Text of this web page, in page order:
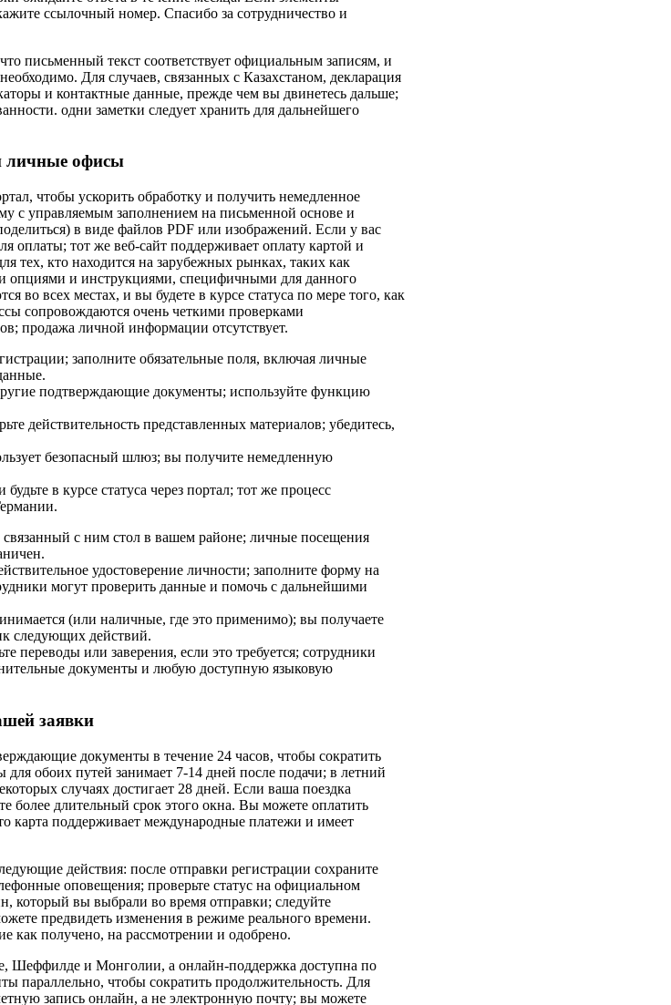
ссылочный номер. Спасибо за сотрудничество и
письменный текст соответствует официальным записям, и
Для случаев, связанных с Казахстаном, декларация
и контактные данные, прежде чем вы двинетесь дальше;
одни заметки следует хранить для дальнейшего
личные офисы
чтобы ускорить обработку и получить немедленное
с управляемым заполнением на письменной основе и
в виде файлов PDF или изображений. Если у вас
оплаты; тот же веб-сайт поддерживает оплату картой и
тех, кто находится на зарубежных рынках, таких как
опциями и инструкциями, специфичными для данного
во всех местах, и вы будете в курсе статуса по мере того, как
сопровождаются очень четкими проверками
продажа личной информации отсутствует.
заполните обязательные поля, включая личные
подтверждающие документы; используйте функцию
действительность представленных материалов; убедитесь,
безопасный шлюз; вы получите немедленную
в курсе статуса через портал; тот же процесс
с ним стол в вашем районе; личные посещения
удостоверение личности; заполните форму на
могут проверить данные и помочь с дальнейшими
(или наличные, где это применимо); вы получаете
следующих действий.
переводы или заверения, если это требуется; сотрудники
документы и любую доступную языковую
заявки
документы в течение 24 часов, чтобы сократить
обоих путей занимает 7-14 дней после подачи; в летний
случаях достигает 28 дней. Если ваша поездка
более длительный срок этого окна. Вы можете оплатить
карта поддерживает международные платежи и имеет
действия: после отправки регистрации сохраните
оповещения; проверьте статус на официальном
который вы выбрали во время отправки; следуйте
предвидеть изменения в режиме реального времени.
как получено, на рассмотрении и одобрено.
Шеффилде и Монголии, а онлайн-поддержка доступна по
параллельно, чтобы сократить продолжительность. Для
запись онлайн, а не электронную почту; вы можете